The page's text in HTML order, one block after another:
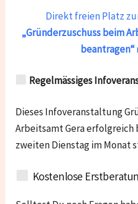
Direkt freien Platz
„Gründerzuschuss beim
beantragen“
Regelmässiges
Dieses Infoveranstaltung
Arbeitsamt Gera
zweiten Dienstag im Monat
Kostenlose